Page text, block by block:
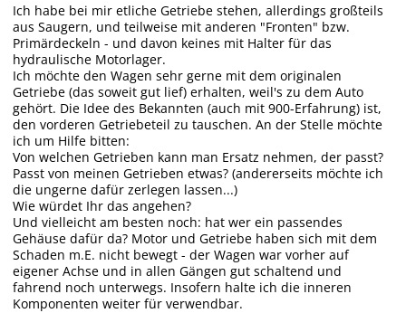
Ich habe bei mir etliche Getriebe stehen, allerdings großteils
aus Saugern, und teilweise mit anderen "Fronten" bzw.
Primärdeckeln - und davon keines mit Halter für das
hydraulische Motorlager.
Ich möchte den Wagen sehr gerne mit dem originalen
Getriebe (das soweit gut lief) erhalten, weil's zu dem Auto
gehört. Die Idee des Bekannten (auch mit 900-Erfahrung) ist,
den vorderen Getriebeteil zu tauschen. An der Stelle möchte
ich um Hilfe bitten:
Von welchen Getrieben kann man Ersatz nehmen, der passt?
Passt von meinen Getrieben etwas? (andererseits möchte ich
die ungerne dafür zerlegen lassen...)
Wie würdet Ihr das angehen?
Und vielleicht am besten noch: hat wer ein passendes
Gehäuse dafür da? Motor und Getriebe haben sich mit dem
Schaden m.E. nicht bewegt - der Wagen war vorher auf
eigener Achse und in allen Gängen gut schaltend und
fahrend noch unterwegs. Insofern halte ich die inneren
Komponenten weiter für verwendbar.